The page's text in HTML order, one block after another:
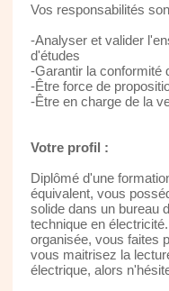
Vos responsabilités
-Analyser et valider
d'études
-Garantir la conformité
-Être force de
-Être en charge de la
Votre profil :
Diplômé d'une
équivalent, vous
solide dans un bureau
technique en
organisée, vous faites
vous maitrisez la
électrique, alors